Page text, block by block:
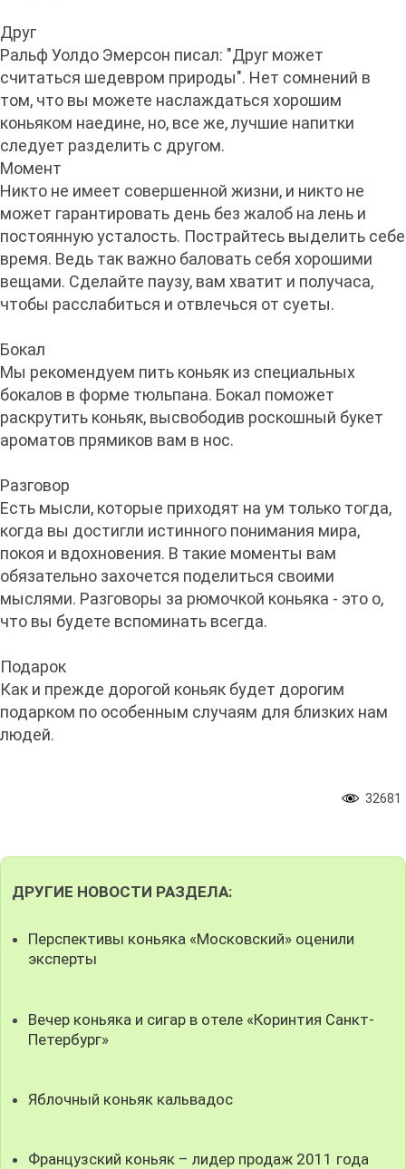
Друг
Ральф Уолдо Эмерсон писал: "Друг может
считаться шедевром природы". Нет сомнений в
том, что вы можете наслаждаться хорошим
коньяком наедине, но, все же, лучшие напитки
следует разделить с другом.
Момент
Никто не имеет совершенной жизни, и никто не
может гарантировать день без жалоб на лень и
постоянную усталость. Пострайтесь выделить себе
время. Ведь так важно баловать себя хорошими
вещами. Сделайте паузу, вам хватит и получаса,
чтобы расслабиться и отвлечься от суеты.
Бокал
Мы рекомендуем пить коньяк из специальных
бокалов в форме тюльпана. Бокал поможет
раскрутить коньяк, высвободив роскошный букет
ароматов прямиков вам в нос.
Разговор
Есть мысли, которые приходят на ум только тогда,
когда вы достигли истинного понимания мира,
покоя и вдохновения. В такие моменты вам
обязательно захочется поделиться своими
мыслями. Разговоры за рюмочкой коньяка - это о,
что вы будете вспоминать всегда.
Подарок
Как и прежде дорогой коньяк будет дорогим
подарком по особенным случаям для близких нам
людей.
32681
ДРУГИЕ НОВОСТИ РАЗДЕЛА:
Перспективы коньяка «Московский» оценили
эксперты
Вечер коньяка и сигар в отеле «Коринтия Санкт-
Петербург»
Яблочный коньяк кальвадос
Французский коньяк – лидер продаж 2011 года